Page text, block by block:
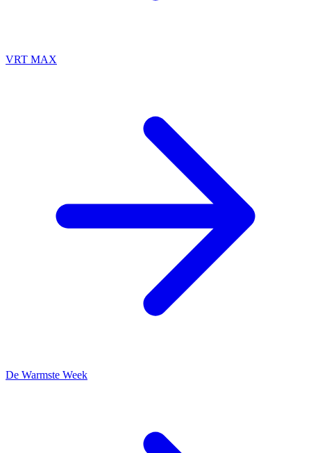
VRT MAX
De Warmste Week